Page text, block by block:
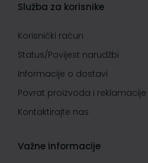
Služba za korisnike
Korisnički račun
Status/Povijest narudžbi
Informacije o dostavi
Povrat proizvoda i reklamacije
Kontaktirajte nas
Važne informacije